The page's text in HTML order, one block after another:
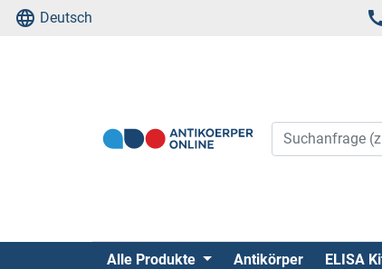
Deutsch
Alle Produkte Antikörper ELISA